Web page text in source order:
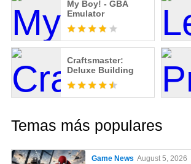
My Boy! - GBA
Emulator
Craftsmaster:
Deluxe Building
Temas más populares
Game News August 5, 2026